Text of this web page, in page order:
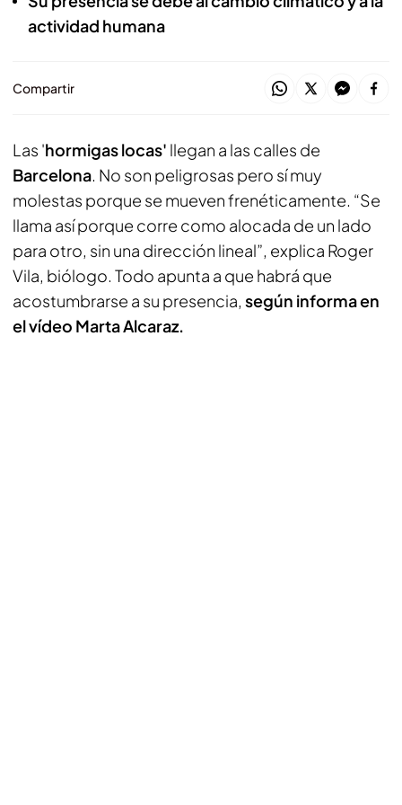
actividad humana
Compartir
Las 'hormigas locas' llegan a las calles de
Barcelona. No son peligrosas pero sí muy
molestas porque se mueven frenéticamente. “Se
llama así porque corre como alocada de un lado
para otro, sin una dirección lineal”, explica Roger
Vila, biólogo. Todo apunta a que habrá que
acostumbrarse a su presencia, según informa en
el vídeo Marta Alcaraz.